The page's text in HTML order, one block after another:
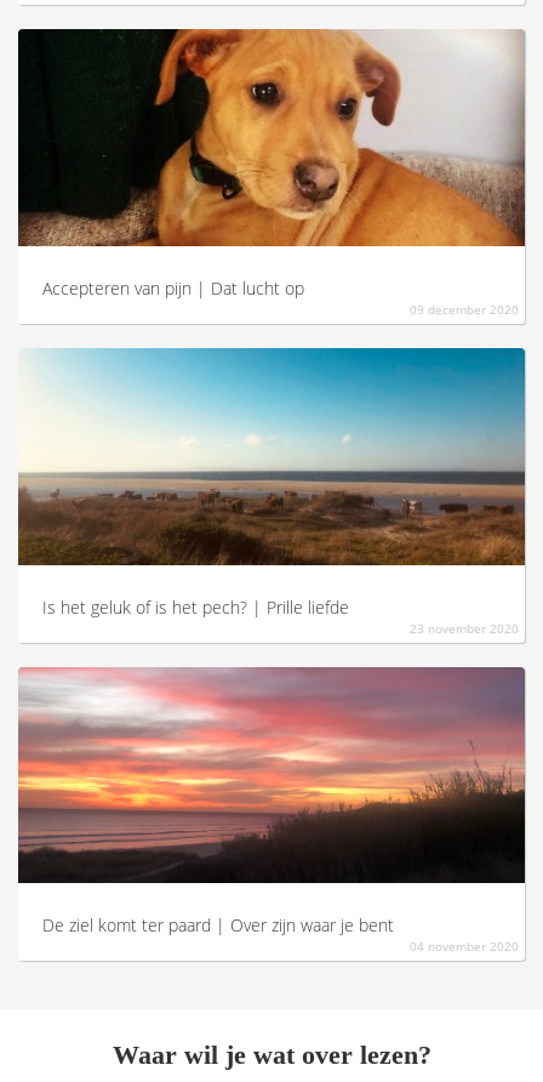
Accepteren van pijn | Dat lucht op
09 december 2020
Is het geluk of is het pech? | Prille liefde
23 november 2020
De ziel komt ter paard | Over zijn waar je bent
04 november 2020
Waar wil je wat over lezen?